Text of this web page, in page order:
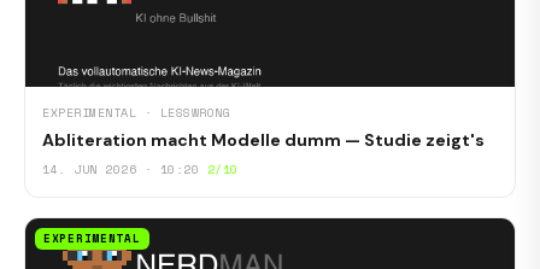
EXPERIMENTAL · LESSWRONG
Abliteration macht Modelle dumm — Studie zeigt's
14. JUN 2026 · 10:20 2/10
EXPERIMENTAL